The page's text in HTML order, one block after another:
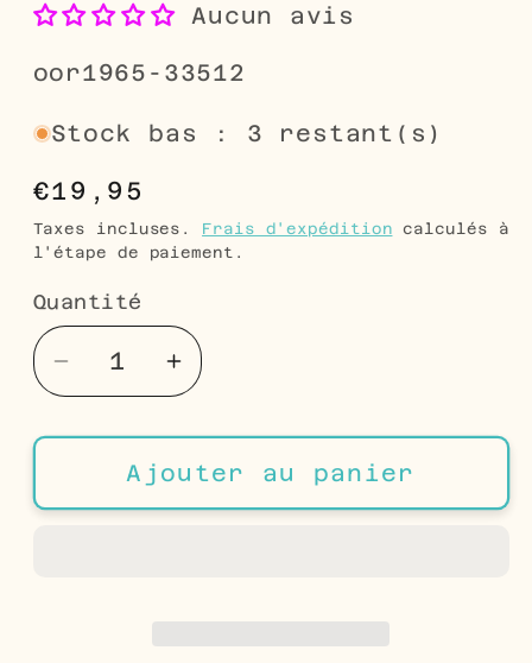
Aucun avis
SKU:
oor1965-33512
Stock bas : 3 restant(s)
Prix
habituel
€19,95
Taxes incluses. Frais d'expédition calculés à
l'étape de paiement.
Quantité
Quantité
Réduire
la
quantité
Boucles
Augmenter
la
quantité
de
Boucles
avec
Ajouter au panier